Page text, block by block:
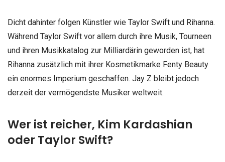
Dicht dahinter folgen Künstler wie Taylor Swift und Rihanna.
Während Taylor Swift vor allem durch ihre Musik, Tourneen
und ihren Musikkatalog zur Milliardärin geworden ist, hat
Rihanna zusätzlich mit ihrer Kosmetikmarke Fenty Beauty
ein enormes Imperium geschaffen. Jay Z bleibt jedoch
derzeit der vermögendste Musiker weltweit.
Wer ist reicher, Kim Kardashian
oder Taylor Swift?